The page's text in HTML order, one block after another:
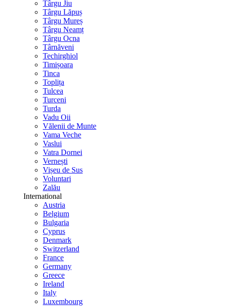
Târgu Jiu
Târgu Lăpuș
Târgu Mureș
Târgu Neamț
Târgu Ocna
Târnăveni
Techirghiol
Timișoara
Tinca
Toplița
Tulcea
Turceni
Turda
Vadu Oii
Vălenii de Munte
Vama Veche
Vaslui
Vatra Dornei
Vernești
Vișeu de Sus
Voluntari
Zalău
International
Austria
Belgium
Bulgaria
Cyprus
Denmark
Switzerland
France
Germany
Greece
Ireland
Italy
Luxembourg